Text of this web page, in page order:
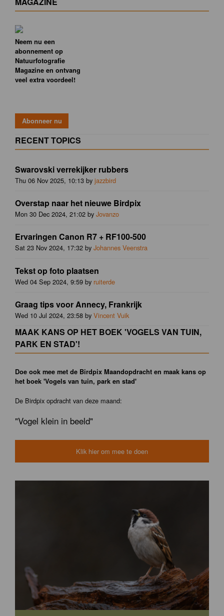
Neem nu een
abonnement op
Natuurfotografie
Magazine en ontvang
veel extra voordeel!
RECENT TOPICS
Swarovski verrekijker rubbers
Thu 06 Nov 2025, 10:13 by jazzbird
Overstap naar het nieuwe Birdpix
Mon 30 Dec 2024, 21:02 by Jovanzo
Ervaringen Canon R7 + RF100-500
Sat 23 Nov 2024, 17:32 by Johannes Veenstra
Tekst op foto plaatsen
Wed 04 Sep 2024, 9:59 by ruiterde
Graag tips voor Annecy, Frankrijk
Wed 10 Jul 2024, 23:58 by Vincent Vuik
MAAK KANS OP HET BOEK 'VOGELS VAN TUIN,
PARK EN STAD'!
Doe ook mee met de Birdpix Maandopdracht en maak kans op
het boek 'Vogels van tuin, park en stad'
De Birdpix opdracht van deze maand:
"Vogel klein in beeld"
Klik hier om mee te doen